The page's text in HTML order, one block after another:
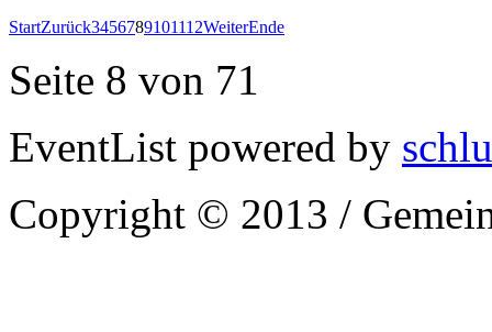
StartZurück3456789101112WeiterEnde
Seite 8 von 71
EventList powered by
Copyright © 2013 /